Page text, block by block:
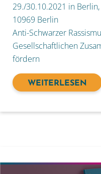
29./30.10.2021 in
10969 Berlin
Anti-Schwarzer
Gesellschaftlichen
fördern
WEITERLESEN